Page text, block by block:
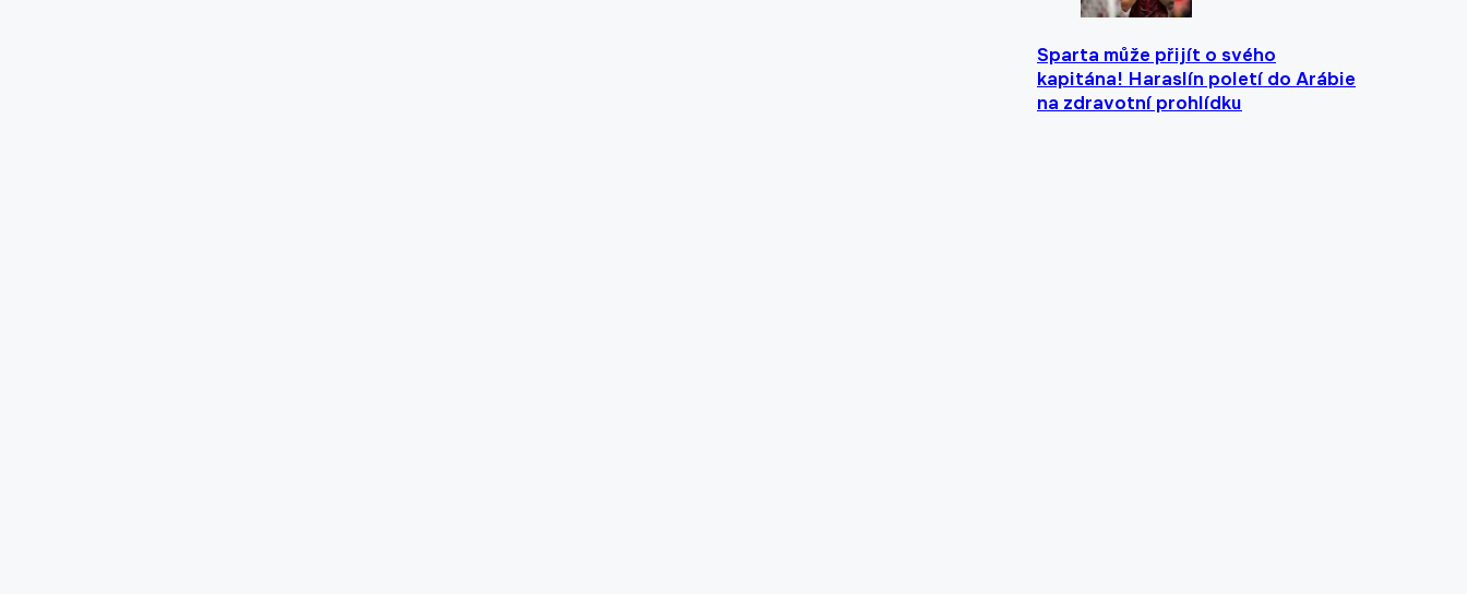
Sparta může přijít o svého
kapitána! Haraslín poletí do Arábie
na zdravotní prohlídku